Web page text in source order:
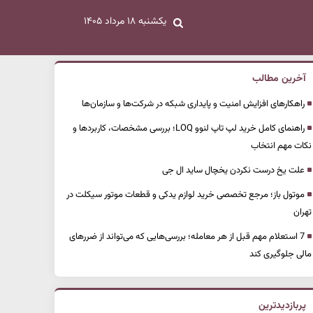
یکشنبه ۱۸ مرداد ۱۴۰۵
آخرین مطالب
راهکارهای افزایش امنیت و پایداری شبکه در شرکت‌ها و سازمان‌ها
راهنمای کامل خرید لپ تاپ لنوو LOQ؛ بررسی مشخصات، کاربردها و
نکات مهم انتخاب
علت یخ درست نکردن یخچال ساید ال جی
موتول باز؛ مرجع تخصصی خرید لوازم یدکی و قطعات موتور سیکلت در
تهران
7 استعلام مهم قبل از هر معامله؛ بررسی‌هایی که می‌تواند از ضررهای
مالی جلوگیری کند
پربازدیدترین